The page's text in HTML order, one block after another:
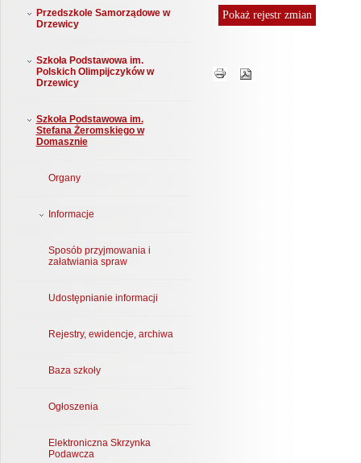
Przedszkole Samorządowe w
Drzewicy
Szkoła Podstawowa im.
Polskich Olimpijczyków w
Drzewicy
Szkoła Podstawowa im.
Stefana Żeromskiego w
Domasznie
Organy
Informacje
Sposób przyjmowania i
załatwiania spraw
Udostępnianie informacji
Rejestry, ewidencje, archiwa
Baza szkoły
Ogłoszenia
Elektroniczna Skrzynka
Podawcza
Pokażrejestr zmian